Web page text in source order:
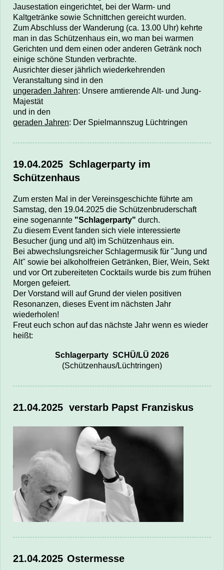
Jausestation eingerichtet, bei der Warm- und
Kaltgetränke sowie Schnittchen gereicht wurden.
Zum Abschluss der Wanderung (ca. 13.00 Uhr) kehrte
man in das Schützenhaus ein, wo man bei warmen
Gerichten und dem einen oder anderen Getränk noch
einige schöne Stunden verbrachte.
Ausrichter dieser jährlich wiederkehrenden
Veranstaltung sind in den
ungeraden Jahren: Unsere amtierende Alt- und Jung-
Majestät
und in den
geraden Jahren: Der Spielmannszug Lüchtringen
19.04.2025 Schlagerparty im
Schützenhaus
Zum ersten Mal in der Vereinsgeschichte führte am
Samstag, den 19.04.2025 die Schützenbruderschaft
eine sogenannte "Schlagerparty" durch.
Zu diesem Event fanden sich viele interessierte
Besucher (jung und alt) im Schützenhaus ein.
Bei abwechslungsreicher Schlagermusik für "Jung und
Alt" sowie bei alkoholfreien Getränken, Bier, Wein, Sekt
und vor Ort zubereiteten Cocktails wurde bis zum frühen
Morgen gefeiert.
Der Vorstand will auf Grund der vielen positiven
Resonanzen, dieses Event im nächsten Jahr
wiederholen!
Freut euch schon auf das nächste Jahr wenn es wieder
heißt:
Schlagerparty SCHÜ/LÜ 2026
(Schützenhaus/Lüchtringen)
21.04.2025 verstarb Papst Franziskus
21.04.2025 Ostermesse